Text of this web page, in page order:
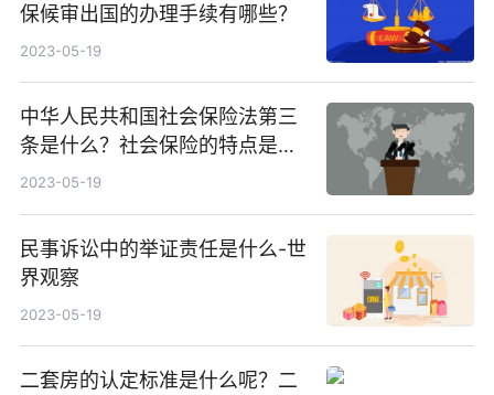
保候审出国的办理手续有哪些？
2023-05-19
中华人民共和国社会保险法第三
条是什么？社会保险的特点是什
么呢？
2023-05-19
民事诉讼中的举证责任是什么-世
界观察
2023-05-19
二套房的认定标准是什么呢？二